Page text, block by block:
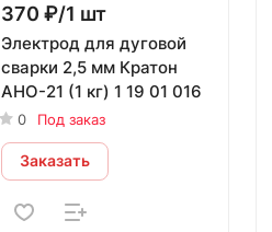
370 ₽/1 шт
Электрод для дуговой
сварки 2,5 мм Кратон
АНО-21 (1 кг) 1 19 01 016
0 Под заказ
Заказать